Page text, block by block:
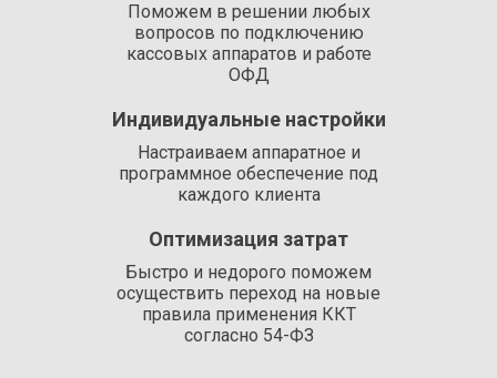
Поможем в решении любых
вопросов по подключению
кассовых аппаратов и работе
ОФД
Индивидуальные настройки
Настраиваем аппаратное и
программное обеспечение под
каждого клиента
Оптимизация затрат
Быстро и недорого поможем
осуществить переход на новые
правила применения ККТ
согласно 54-ФЗ